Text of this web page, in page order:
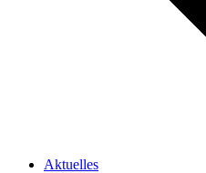
Aktuelles